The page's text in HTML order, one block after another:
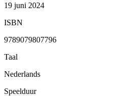
19 juni 2024
ISBN
9789079807796
Taal
Nederlands
Speelduur